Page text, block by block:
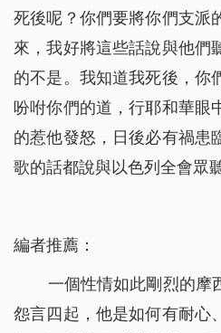
死後呢？你們要將你們支派
來，我好將這些話說與他們
的不是。我知道我死後，你
吩咐你們的道，行耶和華眼
的惹他發怒，日後必有禍患
歌的話都說與以色列全會眾聽
編者推薦：
一個性情如此剛烈的摩
怨言四起，他是如何有耐心